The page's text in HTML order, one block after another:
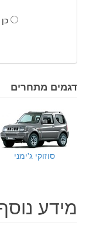
דגמים מתחרים
סוזוקי ג'ימני
מידע